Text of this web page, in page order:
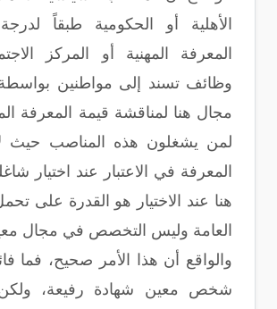
الأهلية أو الحكومية طبقاً
المعرفة المهنية أو المركز
وظائف تسند إلى مواطنين بواسطة
مجال هنا لمناقشة قيمة المعرفة
لمن يشغلون هذه المناصب حيث
المعرفة في الاعتبار عند اختيار
هنا عند الاختيار هو القدرة على
العامة وليس التخصص في مجال
والواقع أن هذا الأمر صحيح، فما
شخص معين شهادة رفيعة،